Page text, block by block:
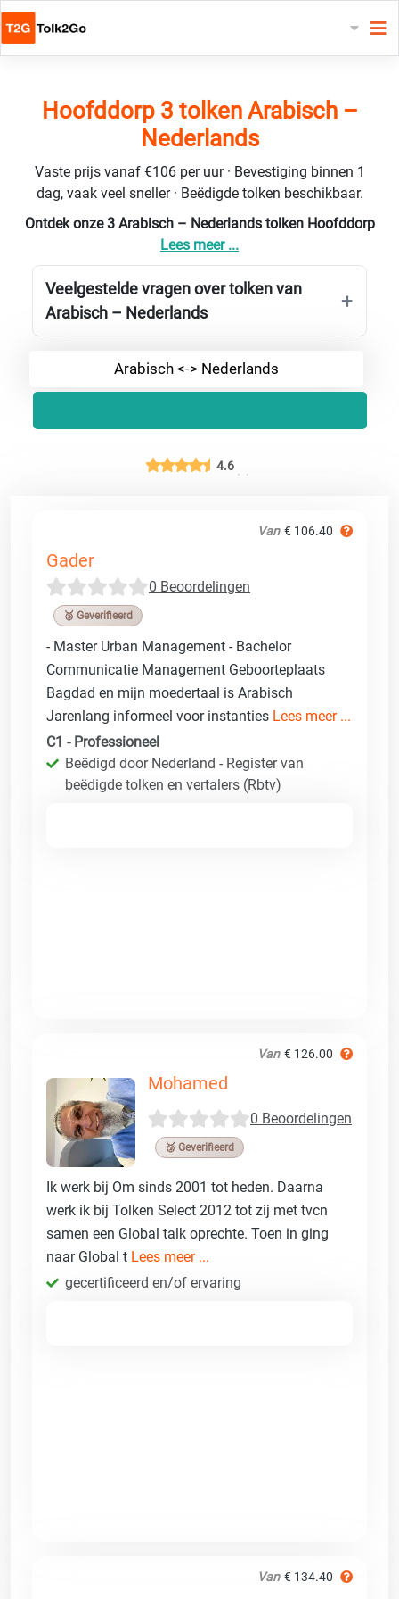
Hoofddorp 3 tolken Arabisch –
Nederlands
Vaste prijs vanaf €106 per uur · Bevestiging binnen 1
dag, vaak veel sneller · Beëdigde tolken beschikbaar.
Ontdek onze 3 Arabisch – Nederlands tolken Hoofddorp
Lees meer ...
Veelgestelde vragen over tolken van
Arabisch – Nederlands
Arabisch <-> Nederlands
4.6
Van € 106.40
Gader
0 Beoordelingen
🥉 Geverifieerd
- Master Urban Management - Bachelor
Communicatie Management Geboorteplaats
Bagdad en mijn moedertaal is Arabisch
Jarenlang informeel voor instanties Lees meer ...
C1 - Professioneel
Beëdigd door Nederland - Register van
beëdigde tolken en vertalers (Rbtv)
Van € 126.00
Mohamed
0 Beoordelingen
🥉 Geverifieerd
Ik werk bij Om sinds 2001 tot heden. Daarna
werk ik bij Tolken Select 2012 tot zij met tvcn
samen een Global talk oprechte. Toen in ging
naar Global t Lees meer ...
gecertificeerd en/of ervaring
Van € 134.40